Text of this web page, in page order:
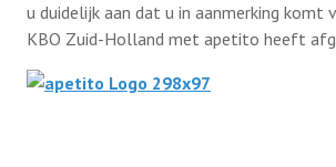
IB2024
IB2025
Test
u duidelijk aan dat u in aanmerking komt
KBO Zuid-Holland met apetito heeft